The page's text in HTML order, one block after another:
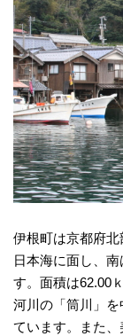
伊根町は京都府
日本海に面し、
す。面積は62.00
河川の「筒川」
ています。また